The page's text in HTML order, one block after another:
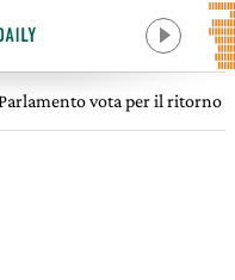
vota per il ritorno